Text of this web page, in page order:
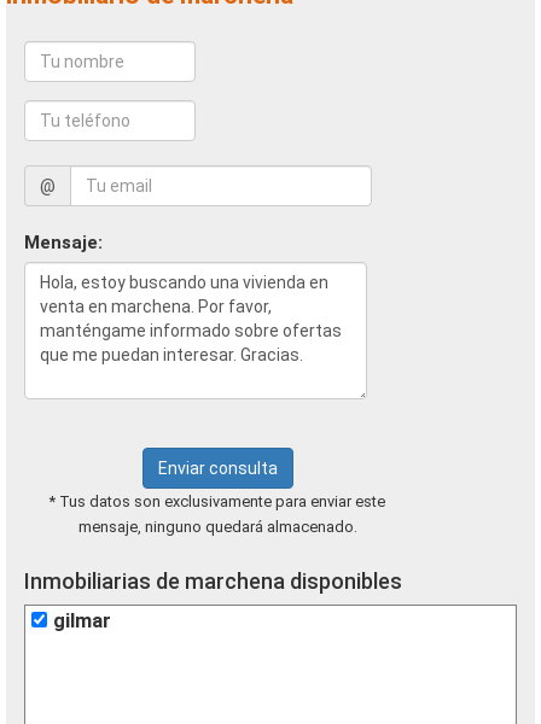
@
Mensaje:
Enviar consulta
* Tus datos son exclusivamente para enviar este
mensaje, ninguno quedará almacenado.
Inmobiliarias de marchena disponibles
gilmar